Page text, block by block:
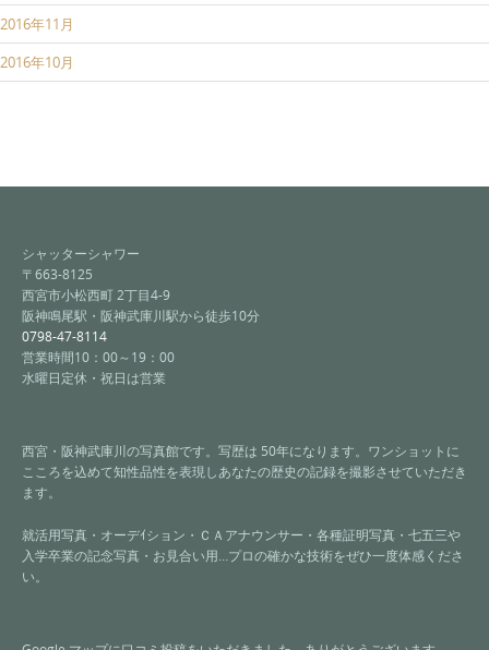
2016年11月
2016年10月
シャッターシャワー
〒663-8125
西宮市小松西町 2丁目4-9
阪神鳴尾駅・阪神武庫川駅から徒歩10分
0798-47-8114
営業時間10：00～19：00
水曜日定休・祝日は営業
西宮・阪神武庫川の写真館です。写歴は 50年になります。ワンショットに
こころを込めて知性品性を表現しあなたの歴史の記録を撮影させていただき
ます。
就活用写真・オーデｲション・ＣＡアナウンサー・各種証明写真・七五三や
入学卒業の記念写真・お見合い用…プロの確かな技術をぜひ一度体感くださ
い。